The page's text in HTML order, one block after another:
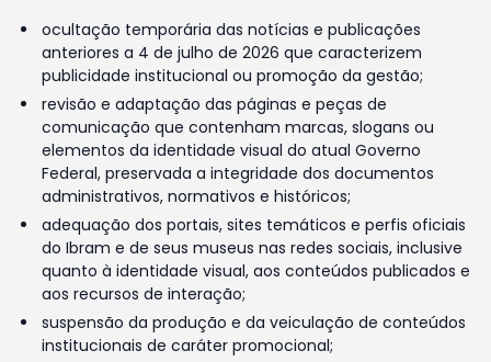
ocultação temporária das notícias e publicações
anteriores a 4 de julho de 2026 que caracterizem
publicidade institucional ou promoção da gestão;
revisão e adaptação das páginas e peças de
comunicação que contenham marcas, slogans ou
elementos da identidade visual do atual Governo
Federal, preservada a integridade dos documentos
administrativos, normativos e históricos;
adequação dos portais, sites temáticos e perfis oficiais
do Ibram e de seus museus nas redes sociais, inclusive
quanto à identidade visual, aos conteúdos publicados e
aos recursos de interação;
suspensão da produção e da veiculação de conteúdos
institucionais de caráter promocional;